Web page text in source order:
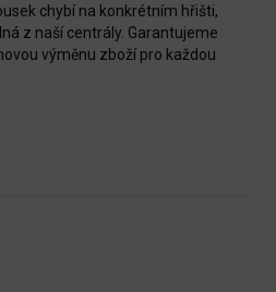
chybí na konkrétním hřišti,
z naší centrály. Garantujeme
výměnu zboží pro každou